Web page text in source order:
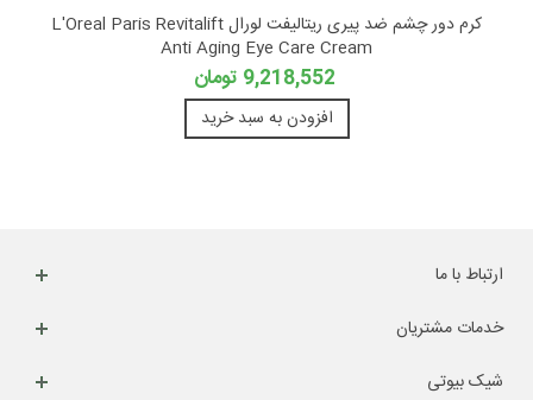
کرم دور چشم ضد پیری ریتالیفت لورال L'Oreal Paris Revitalift
Anti Aging Eye Care Cream
9,218,552 تومان
افزودن به سبد خرید
ارتباط با ما
خدمات مشتریان
شیک بیوتی